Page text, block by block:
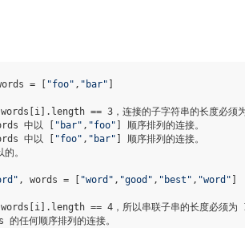
= [ "foo" , "bar"
== 3，连接的子字符串的长度必须为
中以 [ "bar" , "foo" ] 顺序排列的连接。
中以 [ "foo" , "bar" ] 顺序排列的连接。
。
, words = [ "word" , "good" , "best" , "word"
== 4，所以串联子串的长度必须为
任何顺序排列的连接。